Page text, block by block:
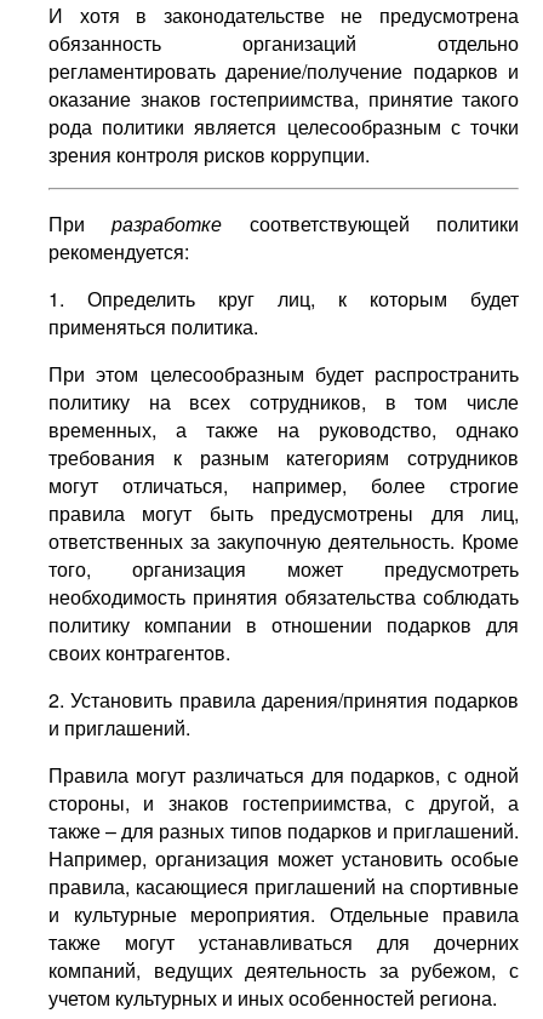
И хотя в законодательстве не предусмотрена
обязанность организаций отдельно
регламентировать дарение/получение подарков и
оказание знаков гостеприимства, принятие такого
рода политики является целесообразным с точки
зрения контроля рисков коррупции.
Приразработке соответствующей политики
рекомендуется:
1. Определить круг лиц, к которым будет
применяться политика.
При этом целесообразным будет распространить
политику на всех сотрудников, в том числе
временных, а также на руководство, однако
требования к разным категориям сотрудников
могут отличаться, например, более строгие
правила могут быть предусмотрены для лиц,
ответственных за закупочную деятельность. Кроме
того, организация может предусмотреть
необходимость принятия обязательства соблюдать
политику компании в отношении подарков для
своих контрагентов.
2. Установить правила дарения/принятия подарков
и приглашений.
Правила могут различаться для подарков, с одной
стороны, и знаков гостеприимства, с другой, а
также – для разных типов подарков и приглашений.
Например, организация может установить особые
правила, касающиеся приглашений на спортивные
и культурные мероприятия. Отдельные правила
также могут устанавливаться для дочерних
компаний, ведущих деятельность за рубежом, с
учетом культурных и иных особенностей региона.